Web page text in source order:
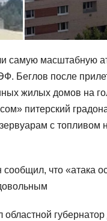
самую масштабную
Беглов после
жилых домов на
питерский
с топливом
что «атака